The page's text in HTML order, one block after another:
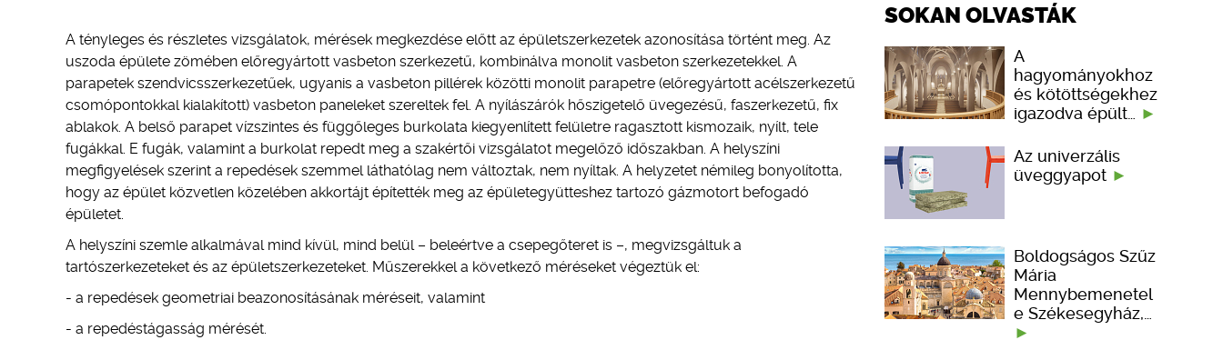
A tényleges és részletes vizsgálatok, mérések megkezdése előtt az épületszerkezetek azonosítása történt meg. Az
uszoda épülete zömében előregyártott vasbeton szerkezetű, kombinálva monolit vasbeton szerkezetekkel. A
parapetek szendvicsszerkezetűek, ugyanis a vasbeton pillérek közötti monolit parapetre (előregyártott acélszerkezetű
csomópontokkal kialakított) vasbeton paneleket szereltek fel. A nyílászárók hőszigetelő üvegezésű, faszerkezetű, fix
ablakok. A belső parapet vízszintes és függőleges burkolata kiegyenlített felületre ragasztott kismozaik, nyílt, tele
fugákkal. E fugák, valamint a burkolat repedt meg a szakértői vizsgálatot megelőző időszakban. A helyszíni
megfigyelések szerint a repedések szemmel láthatólag nem változtak, nem nyíltak. A helyzetet némileg bonyolította,
hogy az épület közvetlen közelében akkortájt építették meg az épületegyütteshez tartozó gázmotort befogadó
épületet.
A helyszíni szemle alkalmával mind kívül, mind belül – beleértve a csepegőteret is –, megvizsgáltuk a
tartószerkezeteket és az épületszerkezeteket. Műszerekkel a következő méréseket végeztük el:
- a repedések geometriai beazonosításának méréseit, valamint
- a repedéstágasság mérését.
SOKAN OLVASTÁK
A
hagyományokhoz
és kötöttségekhez
igazodva épült…
Az univerzális
üveggyapot
Boldogságos Szűz
Mária
Mennybemenetel
e Székesegyház,…